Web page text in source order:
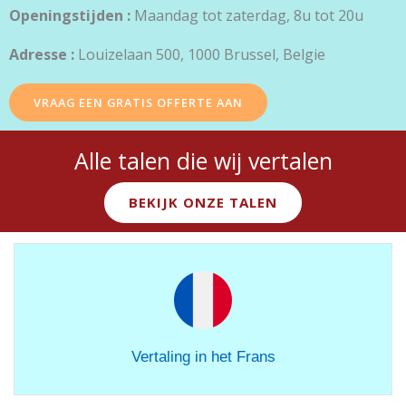
Openingstijden : Maandag tot zaterdag, 8u tot 20u
Adresse : Louizelaan 500, 1000 Brussel, Belgie
VRAAG EEN GRATIS OFFERTE AAN
Alle talen die wij vertalen
BEKIJK ONZE TALEN
Vertaling in het Frans